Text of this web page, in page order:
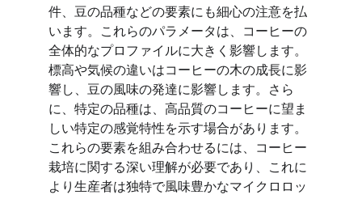
件、豆の品種などの要素にも細心の注意を払
います。これらのパラメータは、コーヒーの
全体的なプロファイルに大きく影響します。
標高や気候の違いはコーヒーの木の成長に影
響し、豆の風味の発達に影響します。さら
に、特定の品種は、高品質のコーヒーに望ま
しい特定の感覚特性を示す場合があります。
これらの要素を組み合わせるには、コーヒー
栽培に関する深い理解が必要であり、これに
より生産者は独特で風味豊かなマイクロロッ